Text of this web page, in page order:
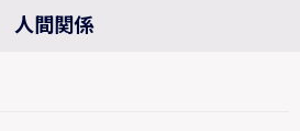
人間関係